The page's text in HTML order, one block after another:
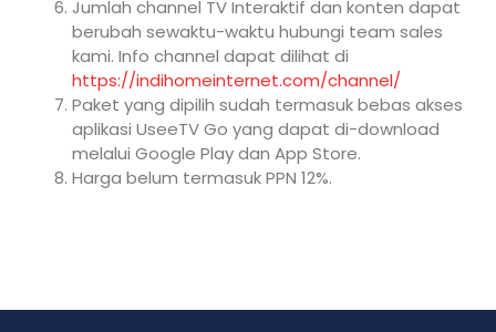
Jumlah channel TV Interaktif dan konten dapat
berubah sewaktu-waktu hubungi team sales
kami. Info channel dapat dilihat di
https://indihomeinternet.com/channel/
Paket yang dipilih sudah termasuk bebas akses
aplikasi UseeTV Go yang dapat di-download
melalui Google Play dan App Store.
Harga belum termasuk PPN 12%.